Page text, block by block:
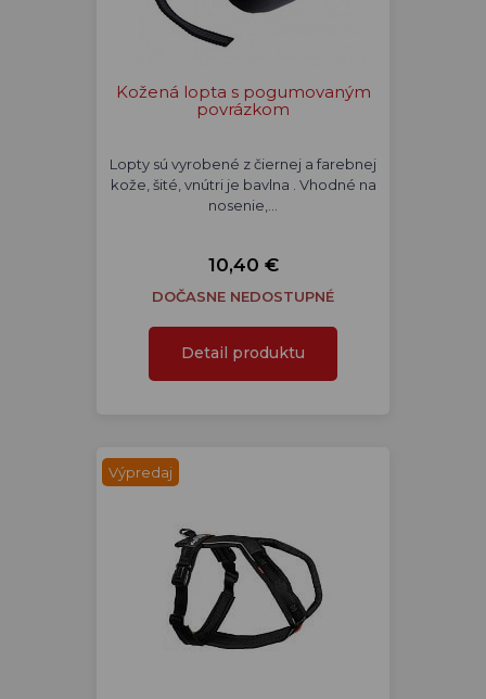
Kožená lopta s pogumovaným
povrázkom
Lopty sú vyrobené z čiernej a farebnej
kože, šité, vnútri je bavlna . Vhodné na
nosenie,…
10,40 €
DOČASNE NEDOSTUPNÉ
Detail produktu
Výpredaj